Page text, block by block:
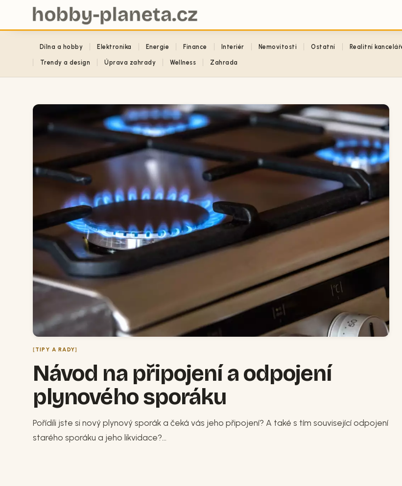
Dílna a hobby Elektronika Energie Finance Interiér Nemovitosti Ostatní Realitní
Trendy a design Úprava zahrady Wellness Zahrada
Návod na připojení a odpojení
plynového sporáku
Pořídili jste si nový plynový sporák a čeká vás jeho připojení? A také s tím související odpojení
starého sporáku a jeho likvidace?...
TIPY A RADY